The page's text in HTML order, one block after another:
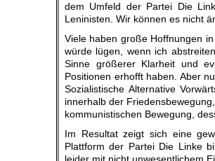
dem Umfeld der Partei Die
Leninisten. Wir können es nicht
Viele haben große Hoffnungen
würde lügen, wenn ich
Sinne größerer Klarheit und
Positionen erhofft haben. Aber
Sozialistische Alternative
innerhalb der
kommunistischen Bewegung,
Im Resultat zeigt sich eine
Plattform der Partei Die Linke